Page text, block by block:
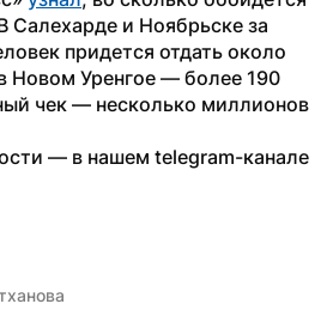
Салехарде и Ноябрьске за
придется отдать около
Новом Уренгое — более 190
чек — несколько миллионов